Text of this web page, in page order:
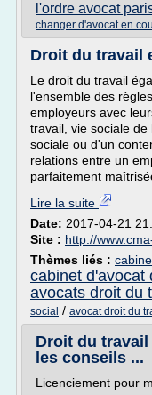
l'ordre avocat
changer d'avocat en
Droit du travail
Le droit du travail
l'ensemble des
employeurs avec
travail, vie sociale
sociale ou d'un
relations entre un
parfaitement
Lire la suite
Date: 2017-04-21
Site : http://
Thèmes liés :
cabinet d'avocat
avocats droit du
social / avocat droit du
Droit du
les conseils ...
Licenciement pour